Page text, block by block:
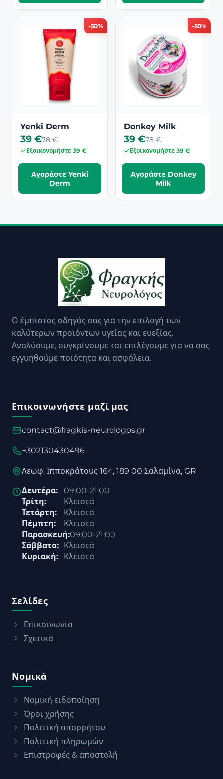
-50%
Yenki Derm
39 €78 €
Εξοικονομήστε 39 €
Αγοράστε Yenki
Derm
-50%
Donkey Milk
39 €78 €
Εξοικονομήστε 39 €
Αγοράστε Donkey
Milk
Ο έμπιστος οδηγός σας για την επιλογή των
καλύτερων προϊόντων υγείας και ευεξίας.
Αναλύουμε, συγκρίνουμε και επιλέγουμε για να σας
εγγυηθούμε ποιότητα και ασφάλεια.
Επικοινωνήστε μαζί μας
contact@fragkis-neurologos.gr
+302130430496
Λεωφ. Ιπποκράτους 164, 189 00 Σαλαμίνα, GR
Δευτέρα:
09:00-21:00
Τρίτη:
Κλειστά
Τετάρτη:
Κλειστά
Πέμπτη:
Κλειστά
Παρασκευή:09:00-21:00
Σάββατο:
Κλειστά
Κυριακή:
Κλειστά
Σελίδες
Επικοινωνία
Σχετικά
Νομικά
Νομική ειδοποίηση
Όροι χρήσης
Πολιτική απορρήτου
Πολιτική πληρωμών
Επιστροφές & αποστολή